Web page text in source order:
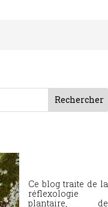
Ce blog traite de la
réflexologie
plantaire, de